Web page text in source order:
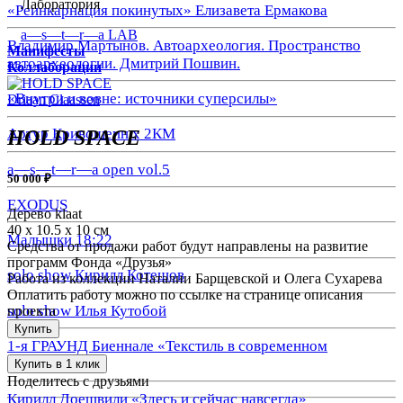
«Реинкарнация покинутых» Елизавета Ермакова
Владимир Мартынов. Автоархеология. Пространство
автоархеологии. Дмитрий Пошвин.
«Внутри и вовне: источники суперсилы»
Артур Кривошеин х 2КМ
a—s—t—r—a open vol.5
EXODUS
Малышки 18:22
solo show Кирилл Котешов
solo show Илья Кутобой
1-я ГРАУНД Биеннале «Текстиль в современном
искусстве»
Кирилл Доешвили «Здесь и сейчас навсегда»
Лаборатория
a—s—t—r—a LAB
Манифесты
Коллаборации
Driaan Claassen
HOLD SPACE
50 000 ₽
Дерево klaat
40 х 10.5 х 10 см
Средства от продажи работ будут направлены на развитие
программ Фонда «Друзья»
Работа из коллекции Наталии Барщевской и Олега Сухарева
Оплатить работу можно по ссылке на странице описания
проекта
Купить
Купить в 1 клик
Поделитесь с друзьями